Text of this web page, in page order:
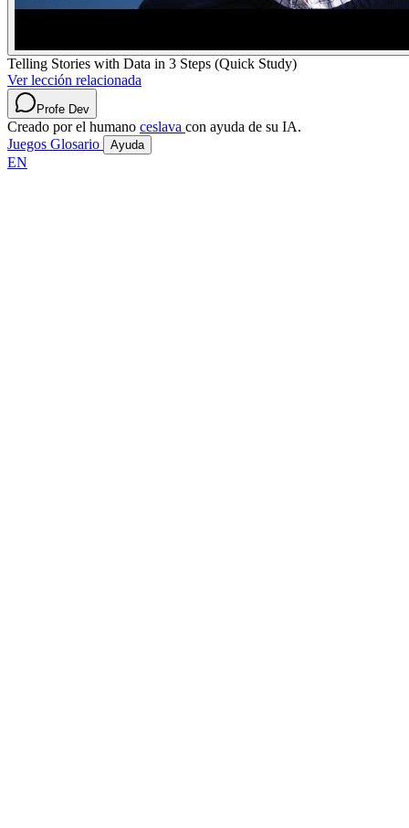
Telling Stories with Data in 3 Steps (Quick Study)
Ver lección relacionada
Profe Dev
Creado por el humano ceslava con ayuda de su IA.
Juegos Glosario Ayuda
EN